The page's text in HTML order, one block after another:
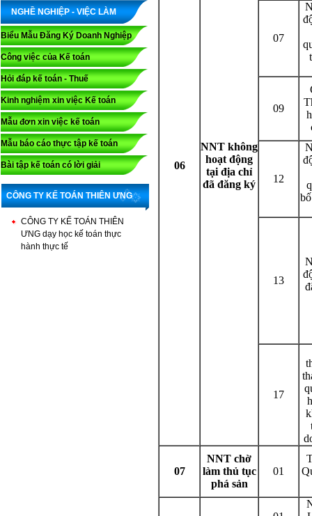
NGHỀ NGHIỆP - VIỆC LÀM
Biểu Mẫu Đăng Ký Doanh Nghiệp
Công việc của Kế toán
Hỏi đáp kế toán - Thuế
Kinh nghiệm xin việc Kế toán
Mẫu đơn xin việc kế toán
Mẫu báo cáo thực tập kế toán
Bài tập kế toán có lời giải
CÔNG TY KẾ TOÁN THIÊN ƯNG
CÔNG TY KẾ TOÁN THIÊN
ƯNG dạy học kế toán thực
hành thực tế
06
NNT không
hoạt động
tại địa chỉ
đã đăng ký
07
09
12
13
17
07
NNT chờ
làm thủ tục
phá sản
01